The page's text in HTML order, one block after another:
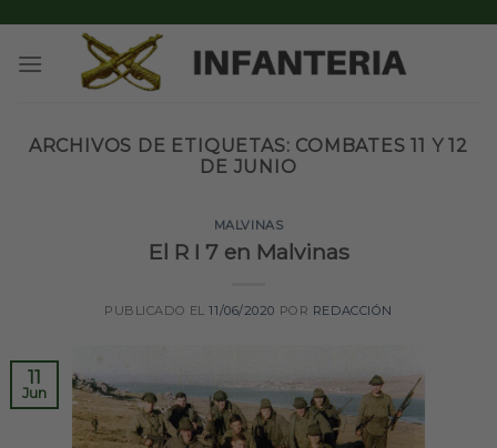
content
ARCHIVOS DE ETIQUETAS: COMBATES 11 Y 12
DE JUNIO
MALVINAS
El R I 7 en Malvinas
PUBLICADO EL11/06/2020 POR REDACCIÓN
11
Jun